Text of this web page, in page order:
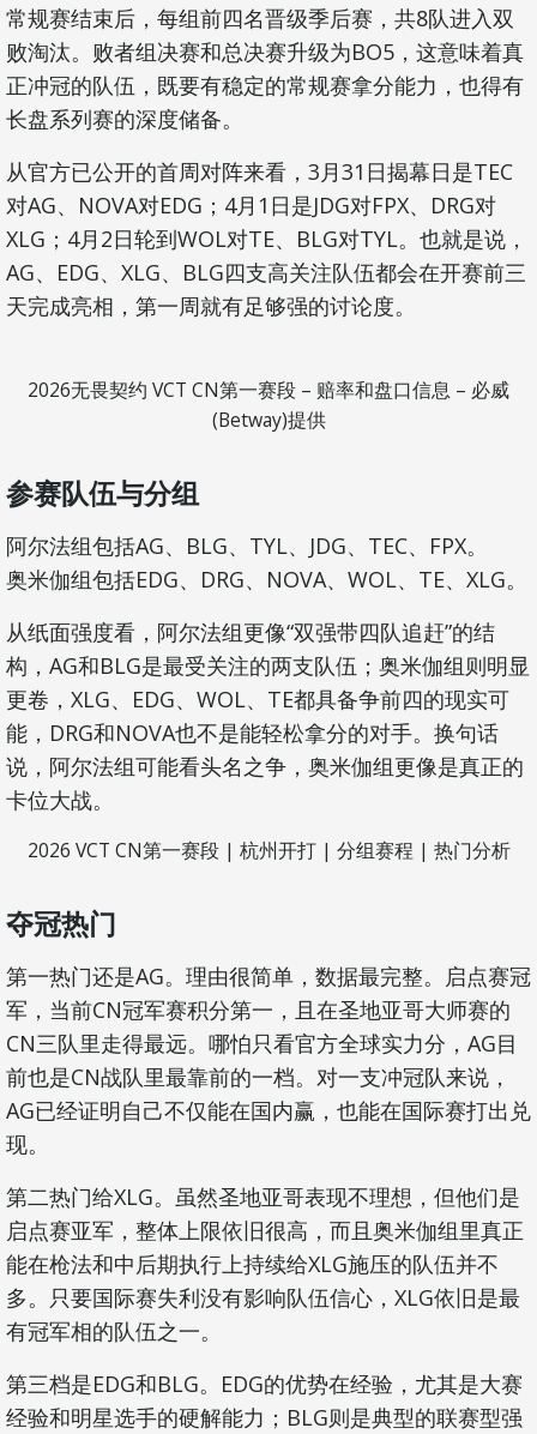
常规赛结束后，每组前四名晋级季后赛，共8队进入双
败淘汰。败者组决赛和总决赛升级为BO5，这意味着真
正冲冠的队伍，既要有稳定的常规赛拿分能力，也得有
长盘系列赛的深度储备。
从官方已公开的首周对阵来看，3月31日揭幕日是TEC
对AG、NOVA对EDG；4月1日是JDG对FPX、DRG对
XLG；4月2日轮到WOL对TE、BLG对TYL。也就是说，
AG、EDG、XLG、BLG四支高关注队伍都会在开赛前三
天完成亮相，第一周就有足够强的讨论度。
2026无畏契约 VCT CN第一赛段 – 赔率和盘口信息 – 必威
(Betway)提供
参赛队伍与分组
阿尔法组包括AG、BLG、TYL、JDG、TEC、FPX。
奥米伽组包括EDG、DRG、NOVA、WOL、TE、XLG。
从纸面强度看，阿尔法组更像“双强带四队追赶”的结
构，AG和BLG是最受关注的两支队伍；奥米伽组则明显
更卷，XLG、EDG、WOL、TE都具备争前四的现实可
能，DRG和NOVA也不是能轻松拿分的对手。换句话
说，阿尔法组可能看头名之争，奥米伽组更像是真正的
卡位大战。
2026 VCT CN第一赛段 | 杭州开打 | 分组赛程 | 热门分析
夺冠热门
第一热门还是AG。理由很简单，数据最完整。启点赛冠
军，当前CN冠军赛积分第一，且在圣地亚哥大师赛的
CN三队里走得最远。哪怕只看官方全球实力分，AG目
前也是CN战队里最靠前的一档。对一支冲冠队来说，
AG已经证明自己不仅能在国内赢，也能在国际赛打出兑
现。
第二热门给XLG。虽然圣地亚哥表现不理想，但他们是
启点赛亚军，整体上限依旧很高，而且奥米伽组里真正
能在枪法和中后期执行上持续给XLG施压的队伍并不
多。只要国际赛失利没有影响队伍信心，XLG依旧是最
有冠军相的队伍之一。
第三档是EDG和BLG。EDG的优势在经验，尤其是大赛
经验和明星选手的硬解能力；BLG则是典型的联赛型强